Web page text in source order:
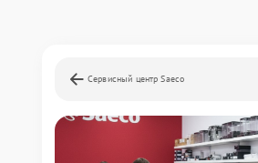
Сервисный центр Saeco